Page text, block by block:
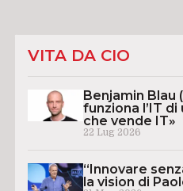
VITA DA CIO
Benjamin Blau
funziona l’IT
che vende IT»
22 Lug 2026
“Innovare
la vision di